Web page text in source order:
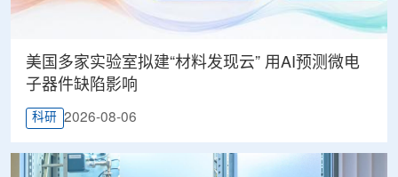
美国多家实验室拟建“材料发现云” 用AI预测微电
子器件缺陷影响
科研 2026-08-06